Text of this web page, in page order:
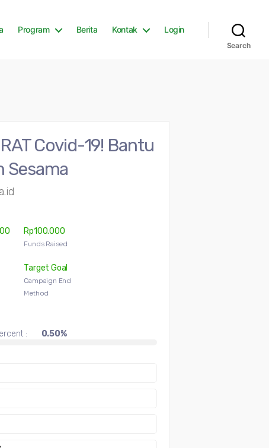
Program Berita Kontak Login
Search
Covid-19! Bantu
Sesama
Rp100.000
Funds Raised
Target Goal
Campaign End
Method
: 0.50%